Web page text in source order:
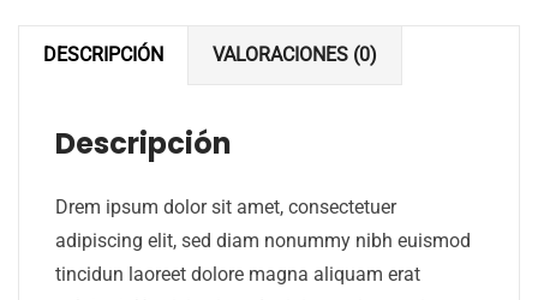
DESCRIPCIÓN VALORACIONES (0)
Descripción
Drem ipsum dolor sit amet, consectetuer
adipiscing elit, sed diam nonummy nibh euismod
tincidun laoreet dolore magna aliquam erat